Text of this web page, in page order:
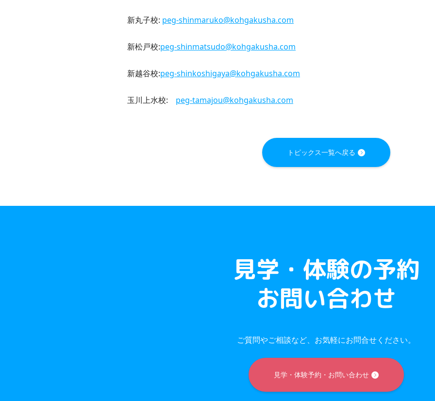
新丸子校: peg-shinmaruko@kohgakusha.com
新松戸校:peg-shinmatsudo@kohgakusha.com
新越谷校:peg-shinkoshigaya@kohgakusha.com
玉川上水校: peg-tamajou@kohgakusha.com
トピックス一覧へ戻る
見学・体験の予約
お問い合わせ
ご質問やご相談など、お気軽にお問合せください。
見学・体験予約・お問い合わせ